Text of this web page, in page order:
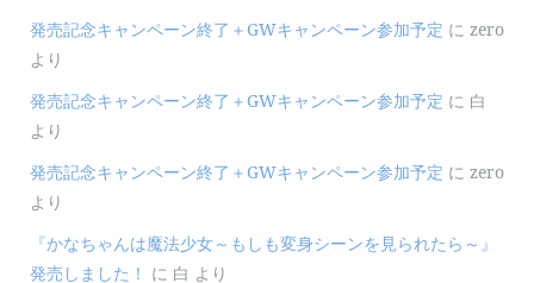
発売記念キャンペーン終了＋GWキャンペーン参加予定 に zero
より
発売記念キャンペーン終了＋GWキャンペーン参加予定 に 白
より
発売記念キャンペーン終了＋GWキャンペーン参加予定 に zero
より
『かなちゃんは魔法少女～もしも変身シーンを見られたら～』
発売しました！ に 白 より